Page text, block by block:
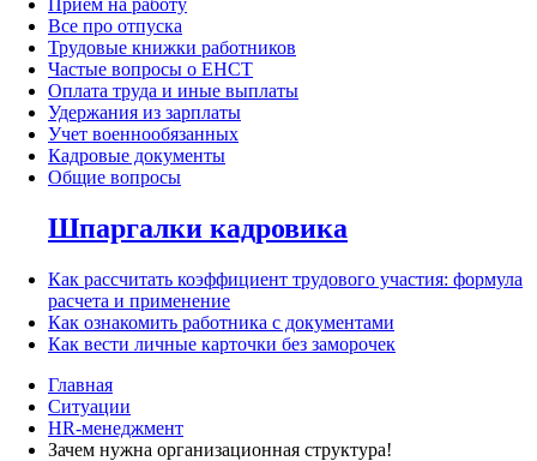
Прием на работу
Все про отпуска
Трудовые книжки работников
Частые вопросы о ЕНСТ
Оплата труда и иные выплаты
Удержания из зарплаты
Учет военнообязанных
Кадровые документы
Общие вопросы
Шпаргалки кадровика
Как рассчитать коэффициент трудового участия: формула
расчета и применение
Как ознакомить работника с документами
Как вести личные карточки без заморочек
Главная
Ситуации
HR-менеджмент
Зачем нужна организационная структура!